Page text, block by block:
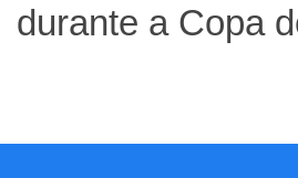
durante a Copa